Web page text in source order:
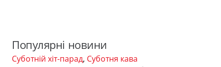
Популярні новини
Суботній хіт-парад, Суботня кава